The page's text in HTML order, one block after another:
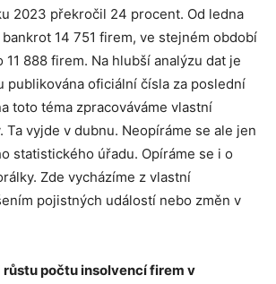
2023 překročil 24 procent. Od ledna
14 751 firem, ve stejném období
888 firem. Na hlubší analýzu dat je
publikována oficiální čísla za poslední
toto téma zpracováváme vlastní
Ta vyjde v dubnu. Neopíráme se ale jen
statistického úřadu. Opíráme se i o
Zde vycházíme z vlastní
pojistných událostí nebo změn v
počtu insolvencí firem v